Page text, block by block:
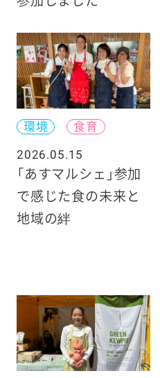
環境
食育
2026.05.15
「あすマルシェ」参加
で感じた食の未来と
地域の絆